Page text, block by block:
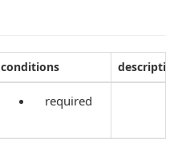
conditions
required